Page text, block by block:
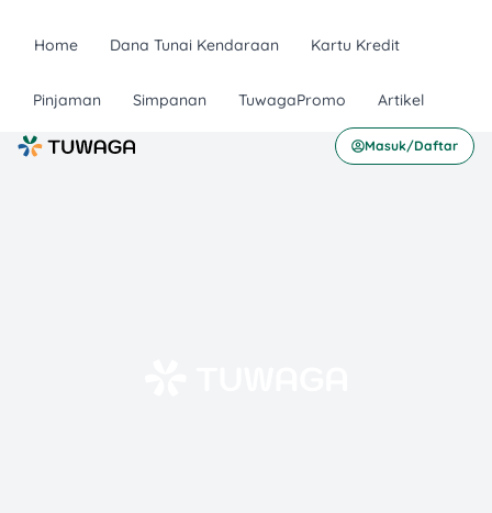
Home Dana Tunai Kendaraan Kartu Kredit
Pinjaman Simpanan TuwagaPromo Artikel
Masuk/Daftar